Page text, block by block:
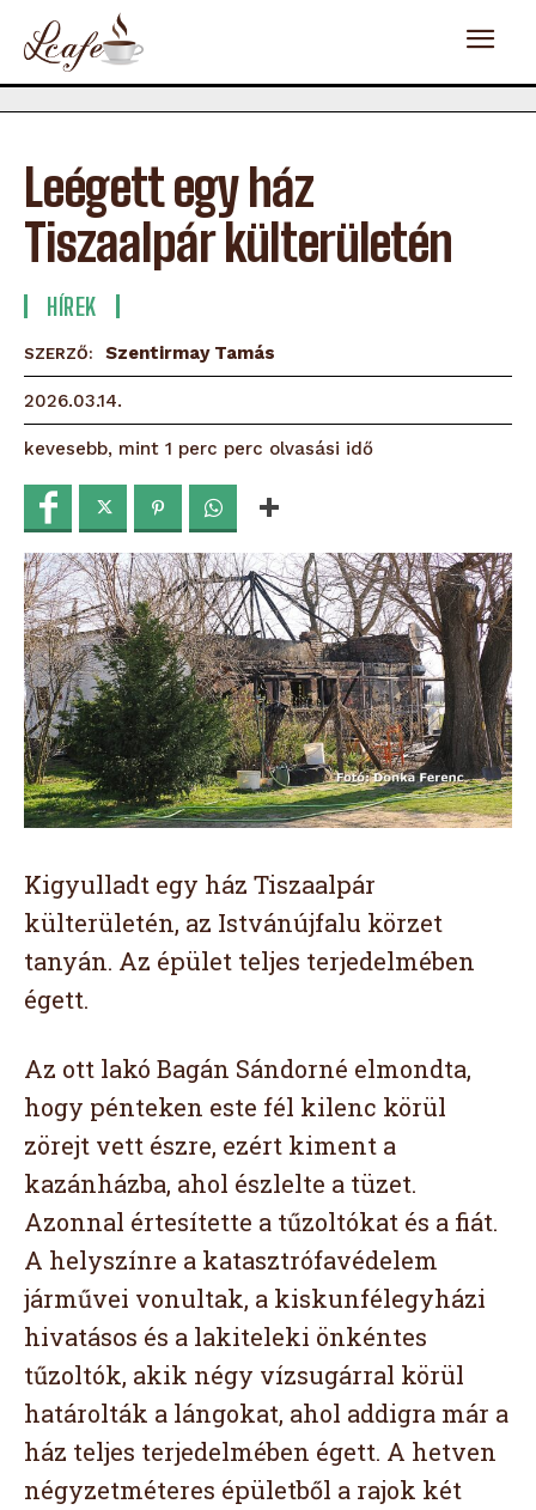
Leégett egy ház
Tiszaalpár külterületén
HÍREK
SZERZŐ: Szentirmay Tamás
2026.03.14.
kevesebb, mint 1 perc perc olvasási idő
Kigyulladt egy ház Tiszaalpár
külterületén, az Istvánújfalu körzet
tanyán. Az épület teljes terjedelmében
égett.
Az ott lakó Bagán Sándorné elmondta,
hogy pénteken este fél kilenc körül
zörejt vett észre, ezért kiment a
kazánházba, ahol észlelte a tüzet.
Azonnal értesítette a tűzoltókat és a fiát.
A helyszínre a katasztrófavédelem
járművei vonultak, a kiskunfélegyházi
hivatásos és a lakiteleki önkéntes
tűzoltók, akik négy vízsugárral körül
határolták a lángokat, ahol addigra már a
ház teljes terjedelmében égett. A hetven
négyzetméteres épületből a rajok két